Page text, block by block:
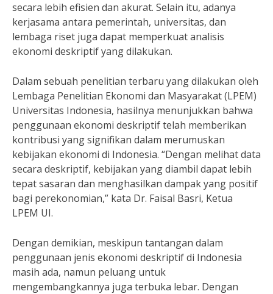
secara lebih efisien dan akurat. Selain itu, adanya
kerjasama antara pemerintah, universitas, dan
lembaga riset juga dapat memperkuat analisis
ekonomi deskriptif yang dilakukan.
Dalam sebuah penelitian terbaru yang dilakukan oleh
Lembaga Penelitian Ekonomi dan Masyarakat (LPEM)
Universitas Indonesia, hasilnya menunjukkan bahwa
penggunaan ekonomi deskriptif telah memberikan
kontribusi yang signifikan dalam merumuskan
kebijakan ekonomi di Indonesia. “Dengan melihat data
secara deskriptif, kebijakan yang diambil dapat lebih
tepat sasaran dan menghasilkan dampak yang positif
bagi perekonomian,” kata Dr. Faisal Basri, Ketua
LPEM UI.
Dengan demikian, meskipun tantangan dalam
penggunaan jenis ekonomi deskriptif di Indonesia
masih ada, namun peluang untuk
mengembangkannya juga terbuka lebar. Dengan